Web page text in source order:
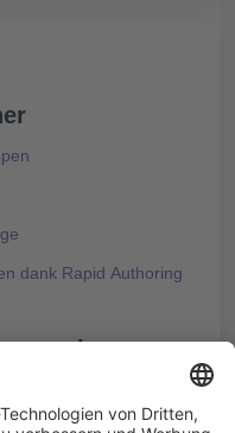
dank Rapid Authoring
Exports eines